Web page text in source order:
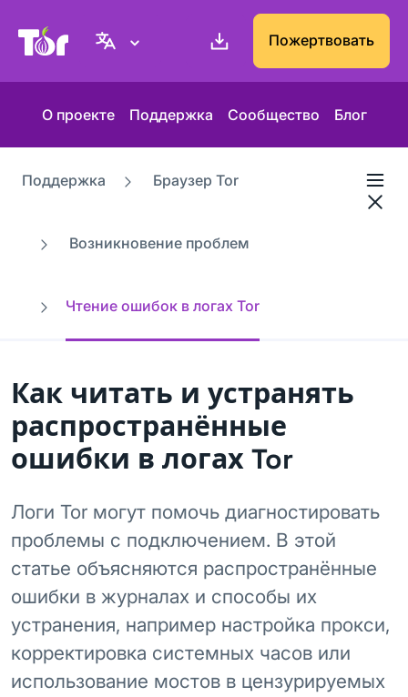
Веб-сайт Проекта Tor Пожертвовать
О проекте Поддержка Сообщество Блог
Поддержка Браузер Tor
Возникновение проблем
Чтение ошибок в логах Tor
Как читать и устранять
распространённые
ошибки в логах Tor
Логи Tor могут помочь диагностировать
проблемы с подключением. В этой
статье объясняются распространённые
ошибки в журналах и способы их
устранения, например настройка прокси,
корректировка системных часов или
использование мостов в цензурируемых